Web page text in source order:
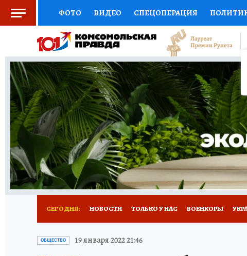
ФОТО ВИДЕО СПЕЦОПЕРАЦИЯ
СОЦПОДДЕРЖКА НАУКА СПОРТ
ВЫБОР ЭКСПЕРТОВ ДОКТОР ФИНАНСЫ
КНИЖНАЯ ПОЛКА ПРОГНОЗЫ НА СПОРТ
ПРЕСС-ЦЕНТР НЕДВИЖИМОСТЬ
РАДИО КП РЕКЛАМА ТЕСТЫ НОВОЕ НА
СЕГОДНЯ: НОВОСТИ ТОЛЬКО У НАС ВОЕНКОРЫ
ИСПЫТАНО НА СЕБЕ
ОБЩЕСТВО 19 января 2022 21:46